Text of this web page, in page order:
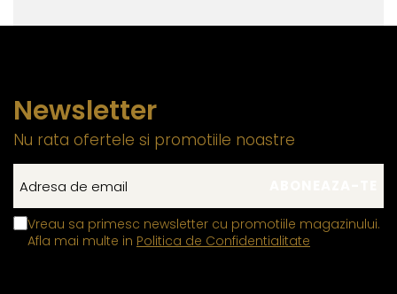
Newsletter
Nu rata ofertele si promotiile noastre
Vreau sa primesc newsletter cu promotiile magazinului.
Afla mai multe in Politica de Confidentialitate